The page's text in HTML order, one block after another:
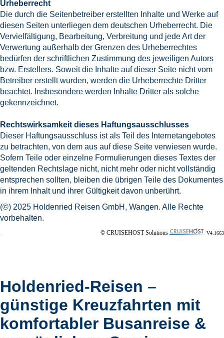
Urheberrecht
Die durch die Seitenbetreiber erstellten Inhalte und Werke auf
diesen Seiten unterliegen dem deutschen Urheberrecht. Die
Vervielfältigung, Bearbeitung, Verbreitung und jede Art der
Verwertung außerhalb der Grenzen des Urheberrechtes
bedürfen der schriftlichen Zustimmung des jeweiligen Autors
bzw. Erstellers. Soweit die Inhalte auf dieser Seite nicht vom
Betreiber erstellt wurden, werden die Urheberrechte Dritter
beachtet. Insbesondere werden Inhalte Dritter als solche
gekennzeichnet.
Rechtswirksamkeit dieses Haftungsausschlusses
Dieser Haftungsausschluss ist als Teil des Internetangebotes
zu betrachten, von dem aus auf diese Seite verwiesen wurde.
Sofern Teile oder einzelne Formulierungen dieses Textes der
geltenden Rechtslage nicht, nicht mehr oder nicht vollständig
entsprechen sollten, bleiben die übrigen Teile des Dokumentes
in ihrem Inhalt und ihrer Gültigkeit davon unberührt.
(©) 2025 Holdenried Reisen GmbH, Wangen. Alle Rechte
vorbehalten.
© CRUISEHOST Solutions V4.1663
Holdenried-Reisen –
günstige Kreuzfahrten mit
komfortabler Busanreise &